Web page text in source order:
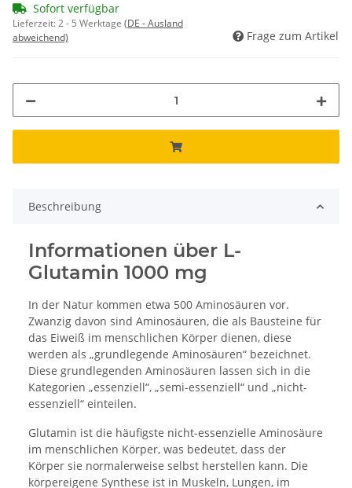
Sofort verfügbar
Lieferzeit:2 - 5 Werktage (DE - Ausland
abweichend)
Frage zum Artikel
Beschreibung
Informationen über L-
Glutamin 1000 mg
In der Natur kommen etwa 500 Aminosäuren vor.
Zwanzig davon sind Aminosäuren, die als Bausteine für
das Eiweiß im menschlichen Körper dienen, diese
werden als „grundlegende Aminosäuren“ bezeichnet.
Diese grundlegenden Aminosäuren lassen sich in die
Kategorien „essenziell“, „semi-essenziell“ und „nicht-
essenziell“ einteilen.
Glutamin ist die häufigste nicht-essenzielle Aminosäure
im menschlichen Körper, was bedeutet, dass der
Körper sie normalerweise selbst herstellen kann. Die
körpereigene Synthese ist in Muskeln, Lungen, im